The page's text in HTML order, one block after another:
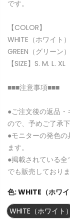
です。
【COLOR】
WHITE（ホワイト
GREEN（グリーン）
【SIZE】S. M. L. XL
■■■注意事項■■■
●ご注文後の返品
ので、予めご了承
●モニターの発色
ます。
●掲載されている
でも販売しており
色:WHITE（ホワイ
WHITE（ホワイト）